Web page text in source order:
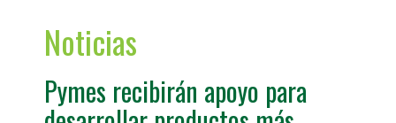
Noticias
Pymes recibirán apoyo para